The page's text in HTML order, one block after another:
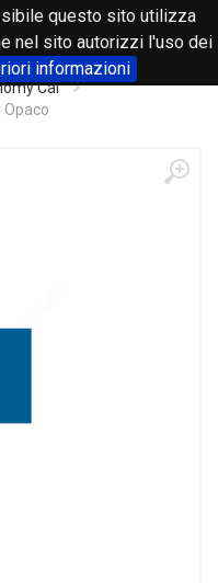
questo sito utilizza
nel sito autorizzi l'uso dei
informazioni
0
Cal